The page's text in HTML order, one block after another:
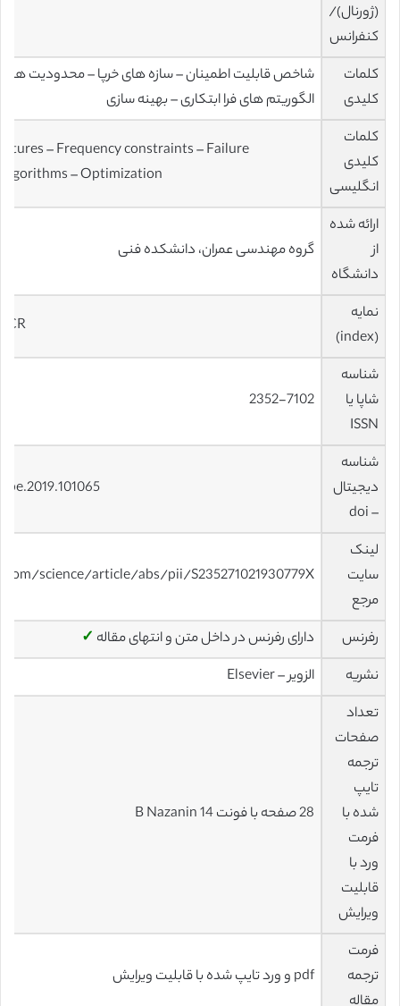
(ژورنال)/
کنفرانس
کلمات
کلیدی
شاخص قابلیت اطمینان – سازه های خرپا – محدودیت
الگوریتم های فرا ابتکاری – بهینه سازی
کلمات
کلیدی
انگلیسی
– Frequency constraints – Failure
– Optimization
ارائه شده
از
دانشگاه
گروه مهندسی عمران، دانشکده فنی
نمایه
(index)
شناسه
شاپا یا
ISSN
2352-7102
شناسه
دیجیتال
– doi
لینک
سایت
مرجع
science/article/abs/pii/S235271021930779X
رفرنس دارای رفرنس در داخل متن و انتهای مقاله ✓
نشریه
الزویر – Elsevier
تعداد
صفحات
ترجمه
تایپ
شده با
فرمت
ورد با
قابلیت
ویرایش
28 صفحه با فونت 14 B Nazanin
فرمت
ترجمه
مقاله
pdf و ورد تایپ شده با قابلیت ویرایش